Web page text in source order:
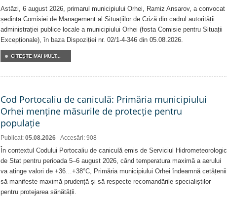
Astăzi, 6 august 2026, primarul municipiului Orhei, Ramiz Ansarov, a convocat
ședința Comisiei de Management al Situațiilor de Criză din cadrul autorității
administrației publice locale a municipiului Orhei (fosta Comisie pentru Situații
Excepționale), în baza Dispoziției nr. 02/1-4-346 din 05.08.2026.
CITEŞTE MAI MULT...
Cod Portocaliu de caniculă: Primăria municipiului
Orhei menține măsurile de protecție pentru
populație
Publicat: 05.08.2026 Accesări: 908
În contextul Codului Portocaliu de caniculă emis de Serviciul Hidrometeorologic
de Stat pentru perioada 5–6 august 2026, când temperatura maximă a aerului
va atinge valori de +36…+38°C, Primăria municipiului Orhei îndeamnă cetățenii
să manifeste maximă prudență și să respecte recomandările specialiștilor
pentru protejarea sănătății.